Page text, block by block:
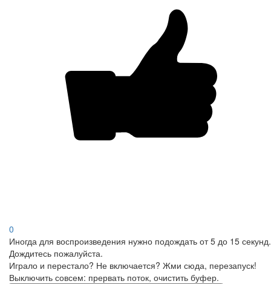
0
Иногда для воспроизведения нужно подождать от 5 до 15 секунд.
Дождитесь пожалуйста.
Играло и перестало? Не включается? Жми сюда, перезапуск!
Выключить совсем: прервать поток, очистить буфер.